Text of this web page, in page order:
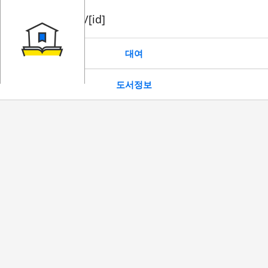
book/rent/[id]
대여
도서정보